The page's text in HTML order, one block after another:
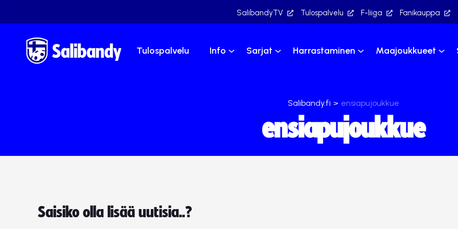
SalibandyTV Tulospalvelu F-liiga Fanikauppa
Tulospalvelu Info Sarjat Harrastaminen Maajoukkueet
Salibandy.fi > ensiapujoukkue
ensiapujoukkue
Saisiko olla lisää uutisia..?